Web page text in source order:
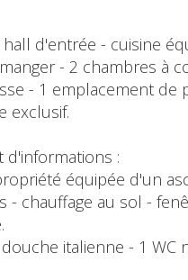
d'entrée - cuisine
- 2 chambres à
- 1 emplacement de
exclusif.
d'informations :
équipée d'un
- chauffage au sol -
douche italienne - 1 WC